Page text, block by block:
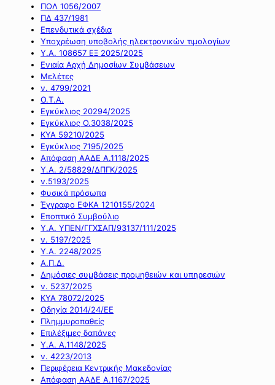
ΠΟΛ 1056/2007
ΠΔ 437/1981
Επενδυτικά σχέδια
Υποχρέωση υποβολής ηλεκτρονικών τιμολογίων
Υ.Α. 108657 ΕΞ 2025/2025
Ενιαία Αρχή Δημοσίων Συμβάσεων
Μελέτες
ν. 4799/2021
Ο.Τ.Α.
Εγκύκλιος 20294/2025
Εγκύκλιος Ο.3038/2025
ΚΥΑ 59210/2025
Εγκύκλιος 7195/2025
Απόφαση ΑΑΔΕ Α.1118/2025
Υ.Α. 2/58829/ΔΠΓΚ/2025
ν.5193/2025
Φυσικά πρόσωπα
Έγγραφο ΕΦΚΑ 1210155/2024
Εποπτικό Συμβούλιο
Υ.Α. ΥΠΕΝ/ΓΓΧΣΑΠ/93137/111/2025
ν. 5197/2025
Υ.Α. 2248/2025
Α.Π.Δ.
Δημόσιες συμβάσεις προμηθειών και υπηρεσιών
ν. 5237/2025
ΚΥΑ 78072/2025
Οδηγία 2014/24/ΕΕ
Πλημμυροπαθείς
Επιλέξιμες δαπάνες
Υ.Α. Α.1148/2025
ν. 4223/2013
Περιφέρεια Κεντρικής Μακεδονίας
Απόφαση ΑΑΔΕ Α.1167/2025